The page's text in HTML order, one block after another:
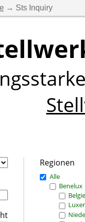
→ Sts Inquiry
Regionen
Alle
Benelux